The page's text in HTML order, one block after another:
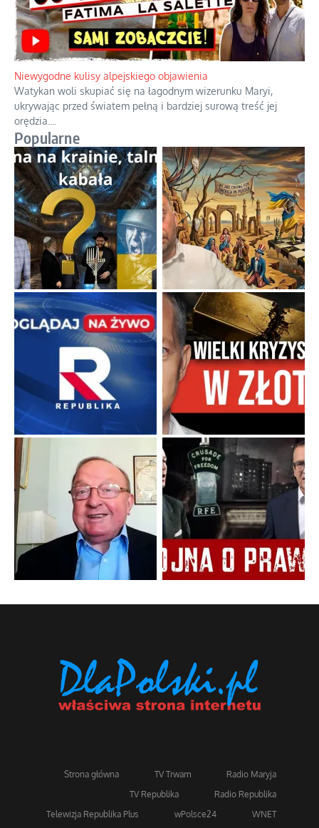
Duchowa apteczka bez teologicznych podróbek
Instrukcja obsługi łaski z ominięciem duchowych skrótów.
Niewygodne kulisy alpejskiego objawienia
Watykan woli skupiać się na łagodnym wizerunku Maryi,
ukrywając przed światem pełną i bardziej surową treść jej
Popularne